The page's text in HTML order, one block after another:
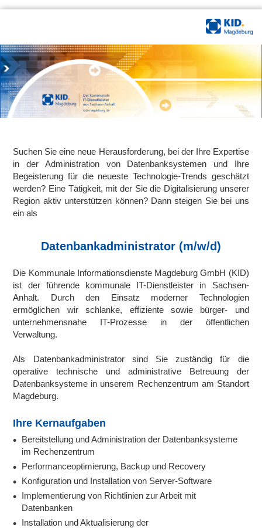
Suchen Sie eine neue Herausforderung, bei der Ihre Expertise
in der Administration von Datenbanksystemen und Ihre
Begeisterung für die neueste Technologie-Trends geschätzt
werden? Eine Tätigkeit, mit der Sie die Digitalisierung unserer
Region aktiv unterstützen können? Dann steigen Sie bei uns
ein als
Datenbankadministrator (m/w/d)
Die Kommunale Informationsdienste Magdeburg GmbH (KID)
ist der führende kommunale IT-Dienstleister in Sachsen-
Anhalt. Durch den Einsatz moderner Technologien
ermöglichen wir schlanke, effiziente sowie bürger- und
unternehmensnahe IT-Prozesse in der öffentlichen
Verwaltung.
Als Datenbankadministrator sind Sie zuständig für die
operative technische und administrative Betreuung der
Datenbanksysteme in unserem Rechenzentrum am Standort
Magdeburg.
Ihre Kernaufgaben
Bereitstellung und Administration der Datenbanksysteme
im Rechenzentrum
Performanceoptimierung, Backup und Recovery
Konfiguration und Installation von Server-Software
Implementierung von Richtlinien zur Arbeit mit
Datenbanken
Installation und Aktualisierung der